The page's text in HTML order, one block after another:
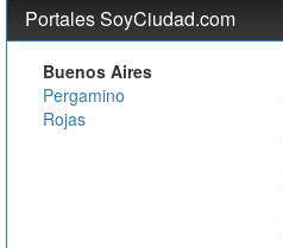
Portales SoyCiudad.com
Buenos Aires
Pergamino
Rojas